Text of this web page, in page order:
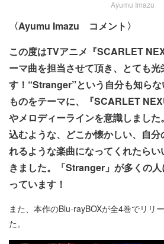
Ayumu Imazu
〈Ayumu Imazu コメント〉
この度はTVアニメ『SCARLET
ーマ曲を担当させて頂き、とても光
す！“Stranger”という自分も知らな
ものをテーマに、『SCARLET
やメロディーラインを意識しまし
込むような、どこか懐かしい、自分
れるような楽曲になってくれたら
きました。「Stranger」が多くの
っています！
また、本作のBlu-rayBOXが全4巻でリリ
た。